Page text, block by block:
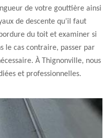
de votre gouttière ainsi
de descente qu’il faut
du toit et examiner si
le cas contraire, passer par
À Thignonville, nous
et professionnelles.